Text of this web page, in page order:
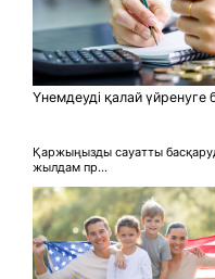
Үнемдеуді қалай үйренуге
Қаржыңызды сауатты
жылдам пр...